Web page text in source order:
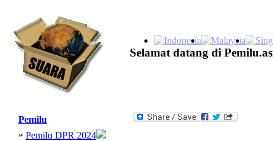
Selamat datang di
Pemilu
» Pemilu DPR 2024